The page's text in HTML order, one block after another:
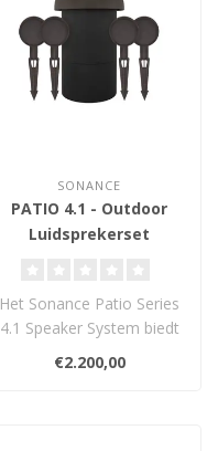
SONANCE
PATIO 4.1 - Outdoor
Luidsprekerset
Het Sonance Patio Series
4.1 Speaker System biedt
indrukwekkend buiten-
geluid me..
€2.200,00